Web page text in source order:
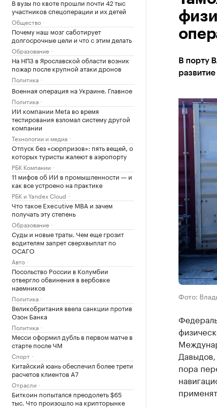
В вузы по квоте прошли почти 42 тыс
участников спецоперации и их детей
Общество
Почему наш мозг саботирует
долгосрочные цели и что с этим делать
Образование
На НПЗ в Ярославской области возник
пожар после крупной атаки дронов
Политика
Военная операция на Украине. Главное
Политика
ИИ компании Meta во время
тестирования взломал систему другой
компании
Технологии и медиа
Отпуск без «сюрпризов»: пять вещей, о
которых туристы жалеют в аэропорту
РБК Компании
11 мифов об ИИ в промышленности — и
как все устроено на практике
РБК и Yandex Cloud
Что такое Executive MBA и зачем
получать эту степень
Образование
Суды и новые траты. Чем еще грозит
водителям запрет сверхвыплат по
ОСАГО
Авто
Посольство России в Колумбии
отвергло обвинения в вербовке
наемников
Политика
Великобритания ввела санкции против
Озон Банка
Политика
Месси оформил дубль в первом матче в
старте после ЧМ
Спорт
Китайский юань обеспечил более трети
расчетов клиентов А7
Отрасли
Биткоин попытался преодолеть $65
тыс. Что произошло на крипторынке
В порту
Фото:
пора